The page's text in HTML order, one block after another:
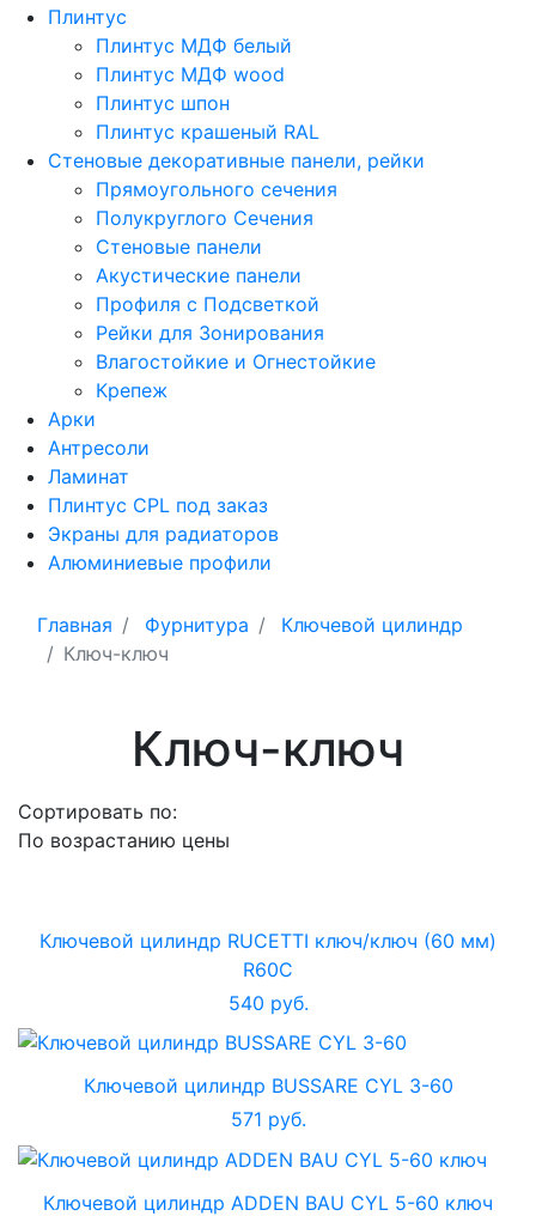
Плинтус
Плинтус МДФ белый
Плинтус МДФ wood
Плинтус шпон
Плинтус крашеный RAL
Стеновые декоративные панели, рейки
Прямоугольного сечения
Полукруглого Сечения
Стеновые панели
Акустические панели
Профиля с Подсветкой
Рейки для Зонирования
Влагостойкие и Огнестойкие
Крепеж
Арки
Антресоли
Ламинат
Плинтус CPL под заказ
Экраны для радиаторов
Алюминиевые профили
Главная Фурнитура
Ключевой цилиндр
Ключ-ключ
Ключ-ключ
Сортировать по:
По возрастанию цены
Ключевой цилиндр RUCETTI ключ/ключ (60 мм)
R60C
540 руб.
Ключевой цилиндр BUSSARE CYL 3-60
571 руб.
Ключевой цилиндр ADDEN BAU CYL 5-60 ключ